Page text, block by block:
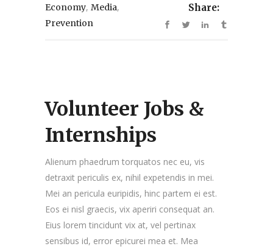
Economy, Media,
Prevention
Share:
Volunteer Jobs &
Internships
Alienum phaedrum torquatos nec eu, vis
detraxit periculis ex, nihil expetendis in mei.
Mei an pericula euripidis, hinc partem ei est.
Eos ei nisl graecis, vix aperiri consequat an.
Eius lorem tincidunt vix at, vel pertinax
sensibus id, error epicurei mea et. Mea